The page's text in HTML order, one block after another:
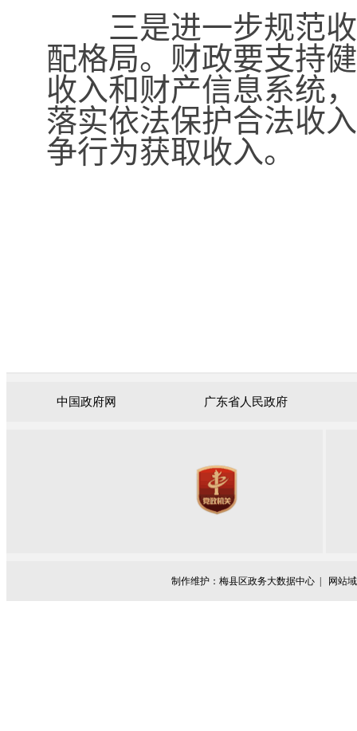
三是进一步规范收
配格局。财政要支持
收入和财产信息系统
落实依法保护合法收
争行为获取收入。
中国政府网 广东省人民政府
制作维护：梅县区政务大数据中心 | 网站